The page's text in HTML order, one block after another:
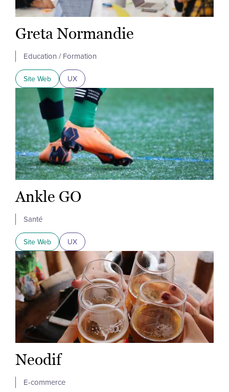
Greta Normandie
Education / Formation
Site Web UX
Ankle GO
Santé
Site Web UX
Neodif
E-commerce